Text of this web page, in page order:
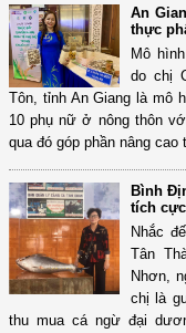
An
thực
Mô
do chị
Tôn, tỉnh An Giang là mô
10 phụ nữ ở nông thôn
qua đó góp phần nâng
Bình
tích
Nhắc
Tân
Nhơn,
chị là
thu mua cá ngừ đại